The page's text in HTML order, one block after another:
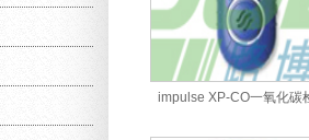
impulse XP-CO一氧化碳